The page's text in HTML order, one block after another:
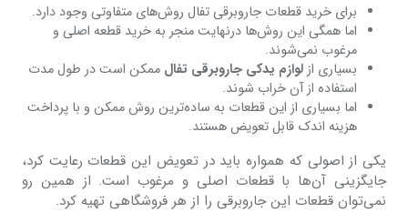
برای خرید قطعات جاروبرقی تفال روش‌های متفاوتی وجود دارد.
اما همگی این روش‌ها درنهایت منجر به خرید قطعه اصلی و
مرغوب نمی‌شوند.
بسیاری از لوازم یدکی جاروبرقی تفال ممکن است در طول مدت
استفاده از آن خراب شوند.
اما بسیاری از این قطعات به ساده‌ترین روش ممکن و با پرداخت
هزینه اندک قابل تعویض هستند.
یکی از اصولی که همواره باید در تعویض این قطعات رعایت کرد،
جایگزینی آن‌ها با قطعات اصلی و مرغوب است. از همین رو
نمی‌توان قطعات این جاروبرقی را از هر فروشگاهی تهیه کرد.